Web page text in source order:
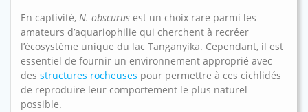
En captivité, N. obscurus est un choix rare parmi les
amateurs d’aquariophilie qui cherchent à recréer
l’écosystème unique du lac Tanganyika. Cependant, il est
essentiel de fournir un environnement approprié avec
des structures rocheuses pour permettre à ces cichlidés
de reproduire leur comportement le plus naturel
possible.